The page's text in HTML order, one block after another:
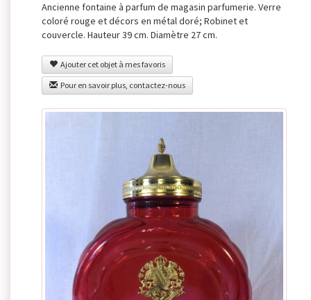
Ancienne fontaine à parfum de magasin parfumerie. Verre
coloré rouge et décors en métal doré; Robinet et
couvercle. Hauteur 39 cm. Diamètre 27 cm.
Ajouter cet objet à mes favoris
Pour en savoir plus, contactez-nous